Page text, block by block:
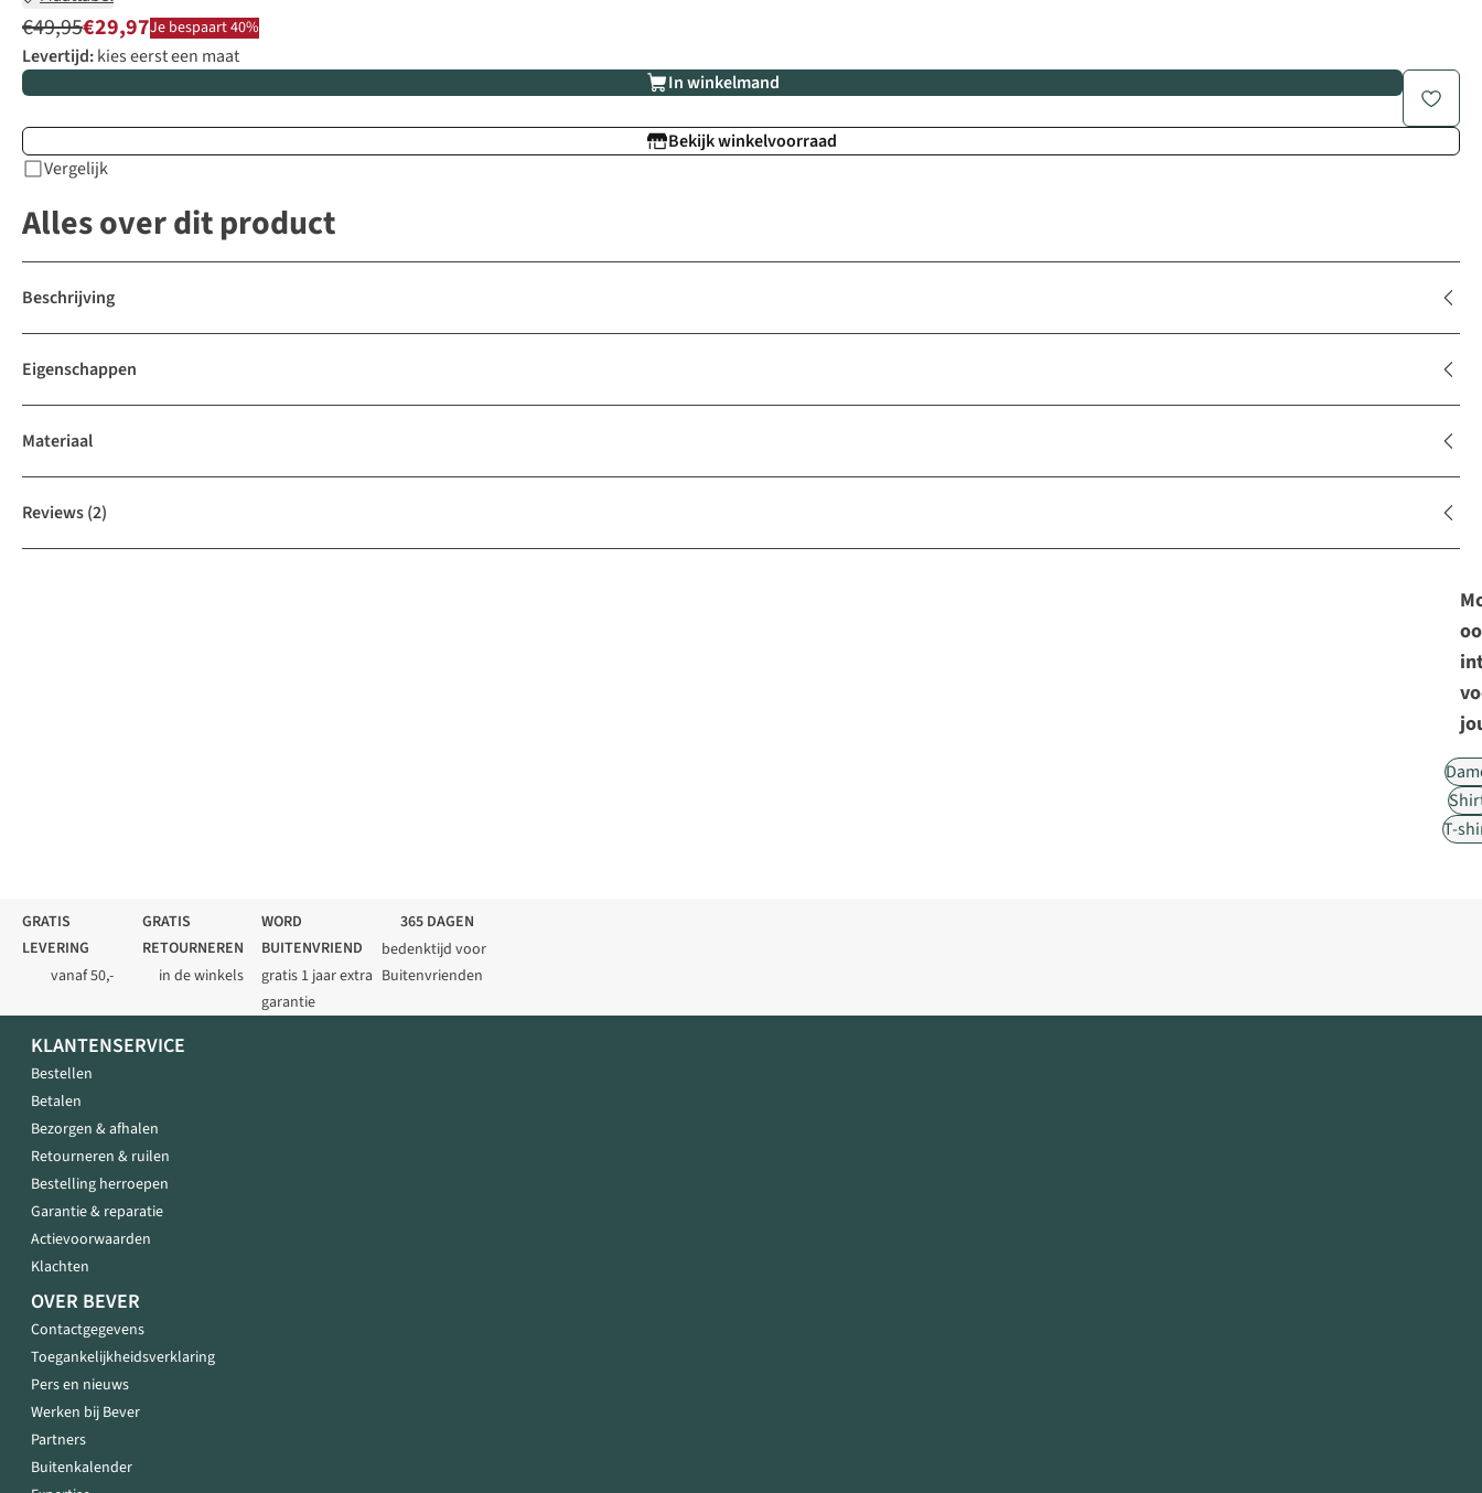
€49,95€29,97Je bespaart 40%
Levertijd:kies eerst een maat
In winkelmand
Bekijk winkelvoorraad
Vergelijk
Alles over dit product
Beschrijving
Eigenschappen
Materiaal
Reviews(2)
T-
GRATIS
LEVERING
vanaf 50,-
GRATIS
RETOURNEREN
in de winkels
WORD
BUITENVRIEND
gratis 1 jaar extra
garantie
365 DAGEN
bedenktijd voor
Buitenvrienden
KLANTENSERVICE
Bestellen
Betalen
Bezorgen & afhalen
Retourneren & ruilen
Bestelling herroepen
Garantie & reparatie
Actievoorwaarden
Klachten
OVER BEVER
Contactgegevens
Toegankelijkheidsverklaring
Pers en nieuws
Werken bij Bever
Partners
Buitenkalender